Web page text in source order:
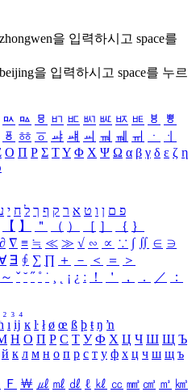
zhongwen을 입력하시고 space를
beijing을 입력하시고 space를 누르
ㅯ ㅰ ㅱ ㅲ ㅳ ㅴ ㅵ ㅶ ㅷ ㅸ
ㅹ
ㆄ ㆅ ㆆ ㆇ ㆈ ㆉ ㆊ ㆋ ㆌ ㆍ
ㆎ
Ο Π Ρ Σ ΤΥ Φ Χ Ψ Ω α β γ δ ε ζ η
פ ם ן ו ט א ר ק ף ך ל ח י
【 】 ＂ （ ） ［ ］ ｛ ｝
∂ ∇ ≡ ≒ ≪ ≫ √ ∽ ∝ ∵ ∫ ∬ ∈ ∋
∃ ∮ ∑ ∏ ＋ － ＜ ＝
＞
～ ˇ ˘ ˝ ˚ ˙ ¸ ¡ ¿ ː ！ ＇ ， ． ／
：
₂ ₃ ₄
ı ĳ ĸ ŀ ł ø œ ß þ ŧ ŋ ŉ
Н О П Р С Т У Ф Х Ц Ч Ш Щ Ъ
й к л м н о п р с т у ф х ц ч ш щ ъ
Ｆ ￦ ㎕ ㎖ ㎗ ℓ ㎘ ㏄ ㎣ ㎤ ㎥ ㎦